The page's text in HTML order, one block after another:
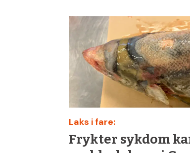
Laks i fare:
Frykter sykdom